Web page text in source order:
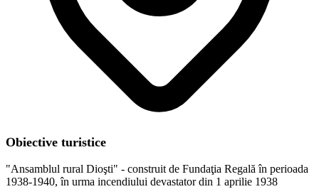
Obiective turistice
"Ansamblul rural Dioşti" - construit de Fundaţia Regală în perioada
1938-1940, în urma incendiului devastator din 1 aprilie 1938